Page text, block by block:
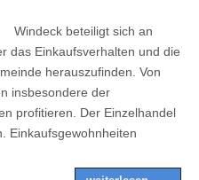
Windeck beteiligt sich an
das Einkaufsverhalten und die
herauszufinden. Von
insbesondere der
profitieren. Der Einzelhandel
Einkaufsgewohnheiten